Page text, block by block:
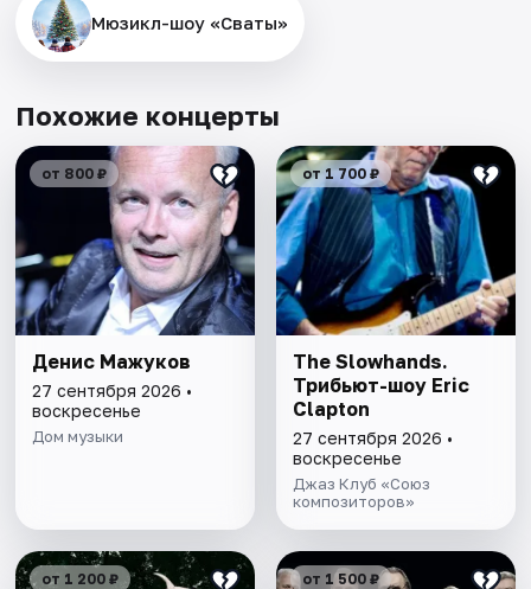
Мюзикл-шоу «Сваты»
Похожие концерты
от 800 ₽
Денис Мажуков
27 сентября 2026 •
воскресенье
Дом музыки
от 1 700 ₽
The Slowhands.
Трибьют-шоу Eric
Clapton
27 сентября 2026 •
воскресенье
Джаз Клуб «Союз
композиторов»
от 1 200 ₽ от 1 500 ₽